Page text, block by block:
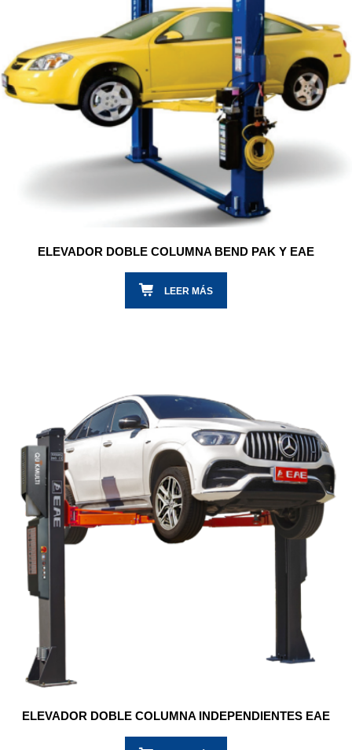
ELEVADOR DOBLE COLUMNA BEND PAK Y EAE
LEER MÁS
ELEVADOR DOBLE COLUMNA INDEPENDIENTES EAE